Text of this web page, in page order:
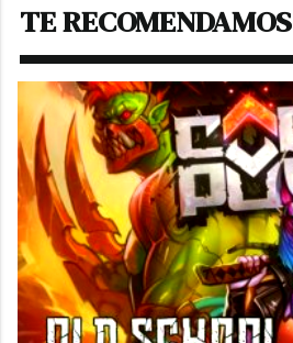
TE RECOMENDAMOS